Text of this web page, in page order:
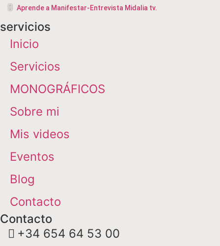
Aprende a Manifestar-Entrevista Midalia tv.
servicios
Inicio
Servicios
MONOGRÁFICOS
Sobre mi
Mis videos
Eventos
Blog
Contacto
Contacto
+34 654 64 53 00